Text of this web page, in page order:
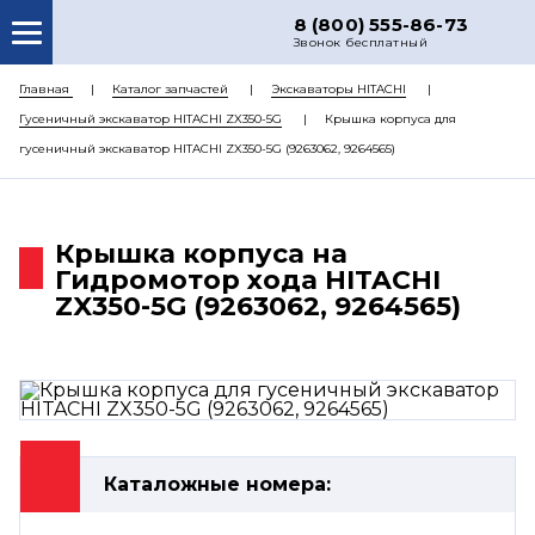
8 (800) 555-86-73
Звонок бесплатный
О НАС
КАТАЛОГ ЗАПЧАСТЕЙ
РЕМОНТ
ЦЕНЫ
КОНТАКТЫ
Главная Каталог запчастей
Экскаваторы HITACHI
Гусеничный экскаватор HITACHI ZX350-5G
Крышка корпуса для
гусеничный экскаватор HITACHI ZX350-5G (9263062, 9264565)
Крышка корпуса на
Гидромотор хода HITACHI
ZX350-5G (9263062, 9264565)
Каталожные номера: